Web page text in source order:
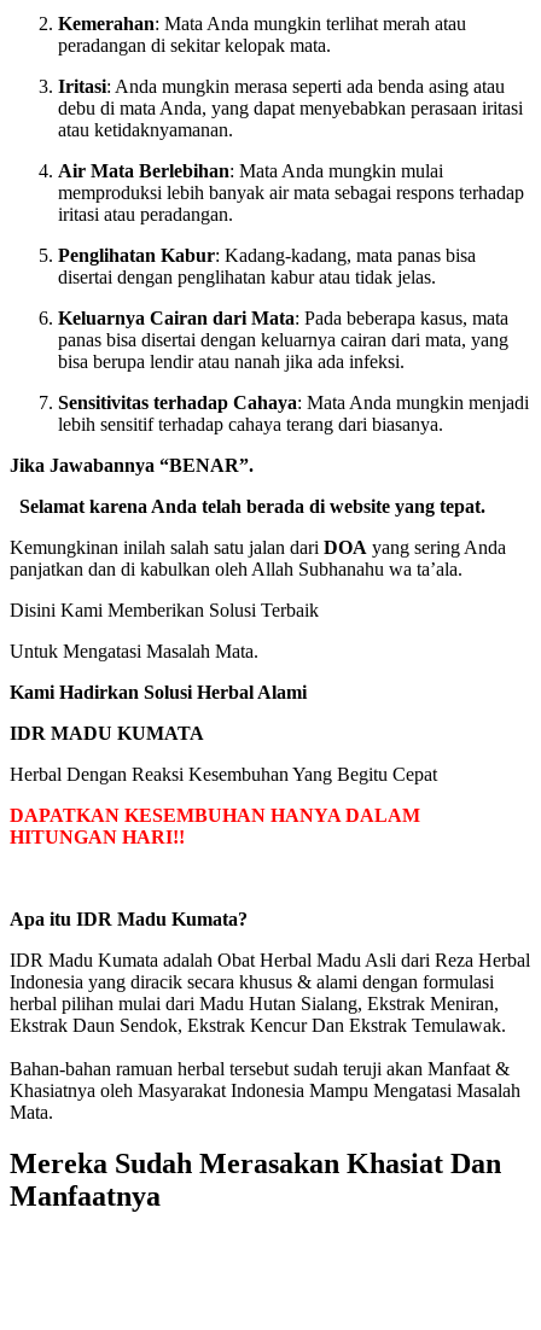
Kemerahan: Mata Anda mungkin terlihat merah atau
peradangan di sekitar kelopak mata.
Iritasi: Anda mungkin merasa seperti ada benda asing atau
debu di mata Anda, yang dapat menyebabkan perasaan iritasi
atau ketidaknyamanan.
Air Mata Berlebihan: Mata Anda mungkin mulai
memproduksi lebih banyak air mata sebagai respons terhadap
iritasi atau peradangan.
Penglihatan Kabur: Kadang-kadang, mata panas bisa
disertai dengan penglihatan kabur atau tidak jelas.
Keluarnya Cairan dari Mata: Pada beberapa kasus, mata
panas bisa disertai dengan keluarnya cairan dari mata, yang
bisa berupa lendir atau nanah jika ada infeksi.
Sensitivitas terhadap Cahaya: Mata Anda mungkin menjadi
lebih sensitif terhadap cahaya terang dari biasanya.
Jika Jawabannya “BENAR”.
Selamat karena Anda telah berada di website yang tepat.
Kemungkinan inilah salah satu jalan dari DOA yang sering Anda
panjatkan dan di kabulkan oleh Allah Subhanahu wa ta’ala.
Disini Kami Memberikan Solusi Terbaik
Untuk Mengatasi Masalah Mata.
Kami Hadirkan Solusi Herbal Alami
IDR MADU KUMATA
Herbal Dengan Reaksi Kesembuhan Yang Begitu Cepat
DAPATKAN KESEMBUHAN HANYA DALAM
HITUNGAN HARI!!
Apa itu IDR Madu Kumata?
IDR Madu Kumata adalah Obat Herbal Madu Asli dari Reza Herbal
Indonesia yang diracik secara khusus & alami dengan formulasi
herbal pilihan mulai dari Madu Hutan Sialang, Ekstrak Meniran,
Ekstrak Daun Sendok, Ekstrak Kencur Dan Ekstrak Temulawak.
Bahan-bahan ramuan herbal tersebut sudah teruji akan Manfaat &
Khasiatnya oleh Masyarakat Indonesia Mampu Mengatasi Masalah
Mata.
Mereka Sudah Merasakan Khasiat Dan
Manfaatnya